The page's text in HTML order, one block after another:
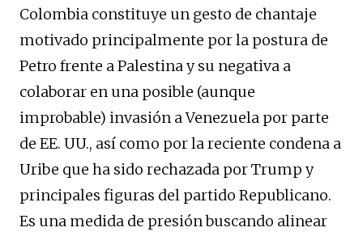
Colombia constituye un gesto de chantaje
motivado principalmente por la postura de
Petro frente a Palestina y su negativa a
colaborar en una posible (aunque
improbable) invasión a Venezuela por parte
de EE. UU., así como por la reciente condena a
Uribe que ha sido rechazada por Trump y
principales figuras del partido Republicano.
Es una medida de presión buscando alinear